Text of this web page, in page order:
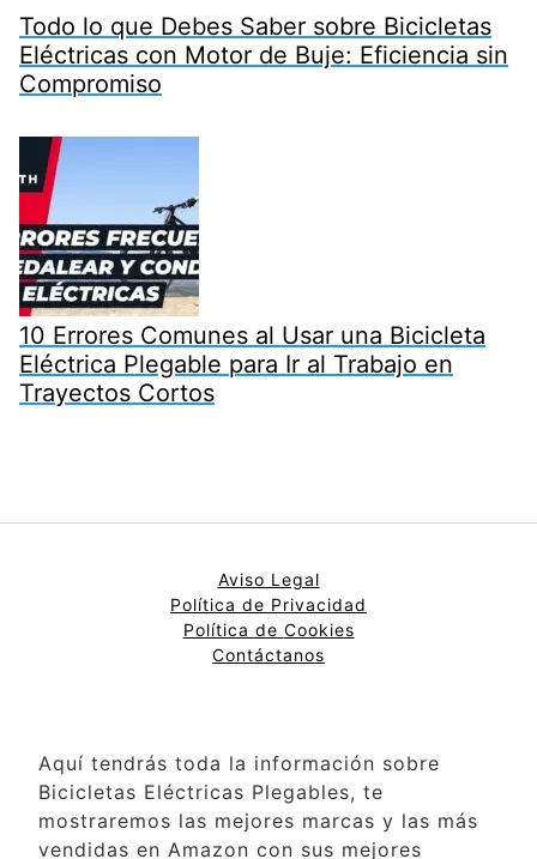
Todo lo que Debes Saber sobre Bicicletas
Eléctricas con Motor de Buje: Eficiencia sin
Compromiso
10 Errores Comunes al Usar una Bicicleta
Eléctrica Plegable para Ir al Trabajo en
Trayectos Cortos
Aviso Legal
Política de Privacidad
Política de Cookies
Contáctanos
Aquí tendrás toda la información sobre
Bicicletas Eléctricas Plegables, te
mostraremos las mejores marcas y las más
vendidas en Amazon con sus mejores